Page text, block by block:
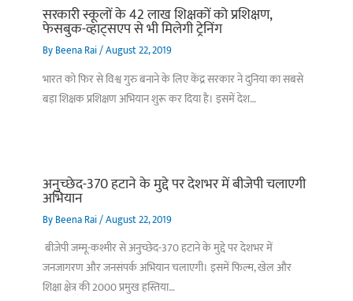
सरकारी स्कूलों के 42 लाख शिक्षकों को प्रशिक्षण,
फेसबुक-व्हाट्सएप से भी मिलेगी ट्रेनिंग
ByBeena Rai/August 22, 2019
भारत को फिर से विश्व गुरु बनाने के लिए केंद्र सरकार ने दुनिया का सबसे
बड़ा शिक्षक प्रशिक्षण अभियान शुरू कर दिया है। इसमें देश…
अनुच्छेद-370 हटाने के मुद्दे पर देशभर में बीजेपी चलाएगी
अभियान
ByBeena Rai/August 22, 2019
बीजेपी जम्मू-कश्मीर से अनुच्छेद-370 हटाने के मुद्दे पर देशभर में
जनजागरण और जनसंपर्क अभियान चलाएगी। इसमें फिल्म, खेल और
शिक्षा क्षेत्र की 2000 प्रमुख हस्तिया…